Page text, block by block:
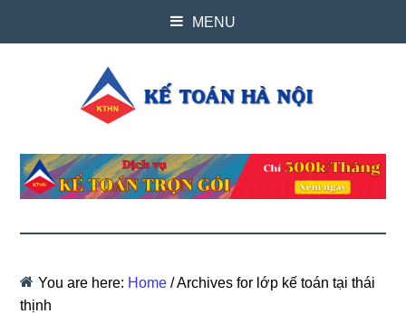
MENU
You are here: Home /Archives for lớp kế toán tại thái
thịnh